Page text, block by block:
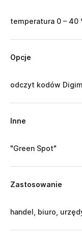
temperatura 0 – 40
Opcje
odczyt kodów
Inne
"Green Spot"
Zastosowanie
handel, biuro,